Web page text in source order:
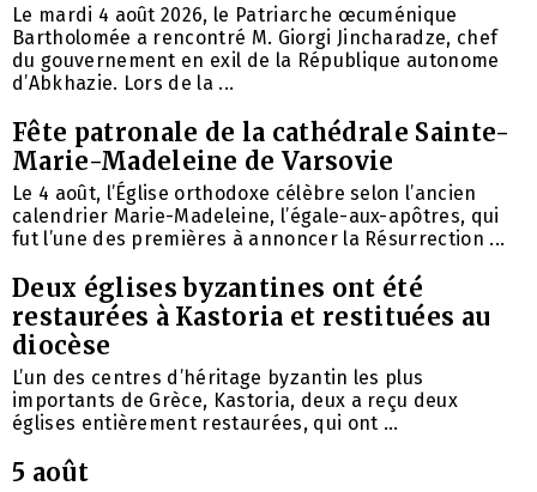
Le mardi 4 août 2026, le Patriarche œcuménique
Bartholomée a rencontré M. Giorgi Jincharadze, chef
du gouvernement en exil de la République autonome
d’Abkhazie. Lors de la ...
Fête patronale de la cathédrale Sainte-
Marie-Madeleine de Varsovie
Le 4 août, l’Église orthodoxe célèbre selon l’ancien
calendrier Marie-Madeleine, l’égale-aux-apôtres, qui
fut l’une des premières à annoncer la Résurrection ...
Deux églises byzantines ont été
restaurées à Kastoria et restituées au
diocèse
L’un des centres d’héritage byzantin les plus
importants de Grèce, Kastoria, deux a reçu deux
églises entièrement restaurées, qui ont ...
5 août